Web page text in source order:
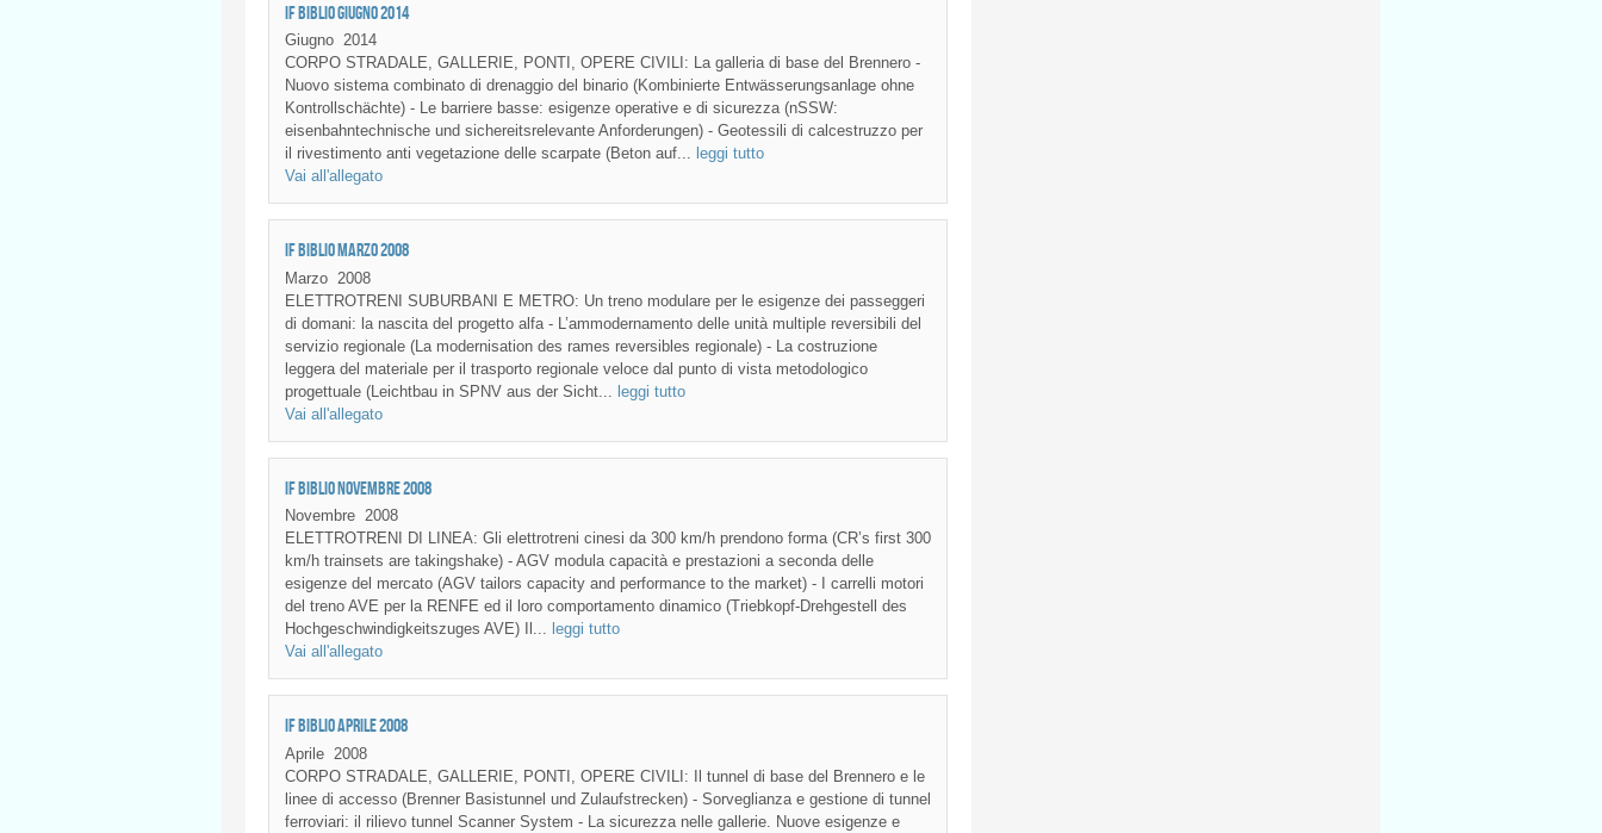
IF BIBLIO GIUGNO 2014
Giugno 2014
CORPO STRADALE, GALLERIE, PONTI, OPERE CIVILI: La galleria di base del Brennero -
Nuovo sistema combinato di drenaggio del binario (Kombinierte Entwässerungsanlage ohne
Kontrollschächte) - Le barriere basse: esigenze operative e di sicurezza (nSSW:
eisenbahntechnische und sichereitsrelevante Anforderungen) - Geotessili di calcestruzzo per
il rivestimento anti vegetazione delle scarpate (Beton auf... leggi tutto
Vai all'allegato
IF BIBLIO MARZO 2008
Marzo 2008
ELETTROTRENI SUBURBANI E METRO: Un treno modulare per le esigenze dei passeggeri
di domani: la nascita del progetto alfa - L’ammodernamento delle unità multiple reversibili del
servizio regionale (La modernisation des rames reversibles regionale) - La costruzione
leggera del materiale per il trasporto regionale veloce dal punto di vista metodologico
progettuale (Leichtbau in SPNV aus der Sicht...
leggi tutto
Vai all'allegato
IF BIBLIO NOVEMBRE 2008
Novembre 2008
ELETTROTRENI DI LINEA: Gli elettrotreni cinesi da 300 km/h prendono forma (CR’s first 300
km/h trainsets are takingshake) - AGV modula capacità e prestazioni a seconda delle
esigenze del mercato (AGV tailors capacity and performance to the market) - I carrelli motori
del treno AVE per la RENFE ed il loro comportamento dinamico (Triebkopf-Drehgestell des
Hochgeschwindigkeitszuges AVE) Il... leggi tutto
Vai all'allegato
IF BIBLIO APRILE 2008
Aprile 2008
CORPO STRADALE, GALLERIE, PONTI, OPERE CIVILI: Il tunnel di base del Brennero e le
linee di accesso (Brenner Basistunnel und Zulaufstrecken) - Sorveglianza e gestione di tunnel
ferroviari: il rilievo tunnel Scanner System - La sicurezza nelle gallerie. Nuove esigenze e